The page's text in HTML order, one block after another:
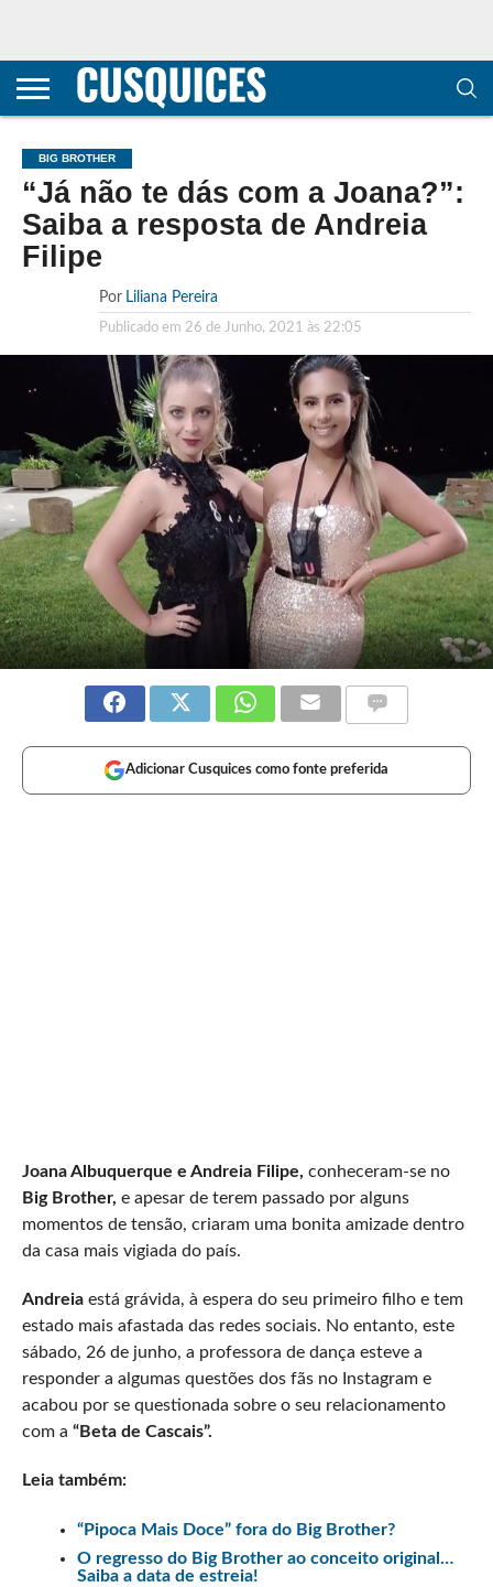
CONTACTOS
HOME
POLÍTICA DE
E COOKIES
SOBRE
TERMOS E
TRANSPARÊNCIA
METODOLOGIA
BIG BROTHER
“Já não te dás com a Joana?”:
Saiba a resposta de Andreia
Filipe
Por Liliana Pereira
Publicado em 26 de Junho, 2021 às 22:05
Adicionar Cusquices como fonte preferida
Joana Albuquerque e Andreia Filipe, conheceram-se no
Big Brother, e apesar de terem passado por alguns
momentos de tensão, criaram uma bonita amizade dentro
da casa mais vigiada do país.
Andreiaestá grávida, à espera do seu primeiro filho e tem
estado mais afastada das redes sociais. No entanto, este
sábado, 26 de junho, a professora de dança esteve a
responder a algumas questões dos fãs no Instagram e
acabou por se questionada sobre o seu relacionamento
com a “Beta de Cascais”.
Leia também:
“Pipoca Mais Doce” fora do Big Brother?
O regresso do Big Brother ao conceito original…
Saiba a data de estreia!